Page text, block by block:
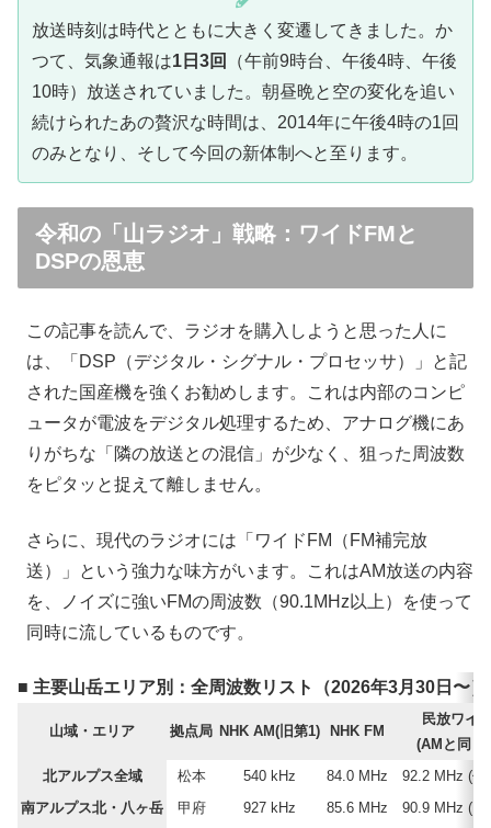
放送時刻は時代とともに大きく変遷してきました。か
つて、気象通報は1日3回
（午前9時台、午後4時、午後
10時）放送されていました。朝昼晩と空の変化を追い
続けられたあの贅沢な時間は、2014年に午後4時の1回
のみとなり、そして今回の新体制へと至ります。
令和の「山ラジオ」戦略：ワイドFMと
DSPの恩恵
この記事を読んで、ラジオを購入しようと思った人に
は、「DSP（デジタル・シグナル・プロセッサ）」と記
された国産機を強くお勧めします。これは内部のコンピ
ュータが電波をデジタル処理するため、アナログ機にあ
りがちな「隣の放送との混信」が少なく、狙った周波数
をピタッと捉えて離しません。
さらに、現代のラジオには「ワイドFM（FM補完放
送）」という強力な味方がいます。これはAM放送の内容
を、ノイズに強いFMの周波数（90.1MHz以上）を使って
同時に流しているものです。
■ 主要山岳エリア別：全周波数リスト（2026年3月30日〜）
山域・エリア 拠点局 NHK AM(旧第1) NHK FM
民放ワイ
(AMと同じ
北アルプス全域
松本 540 kHz 84.0 MHz
92.2 MHz (信
南アルプス北・八ヶ岳
甲府 927 kHz 85.6 MHz
90.9 MHz (山